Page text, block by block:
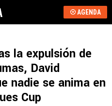
AGENDA
la expulsión de
David
nadie se anima en
Cup